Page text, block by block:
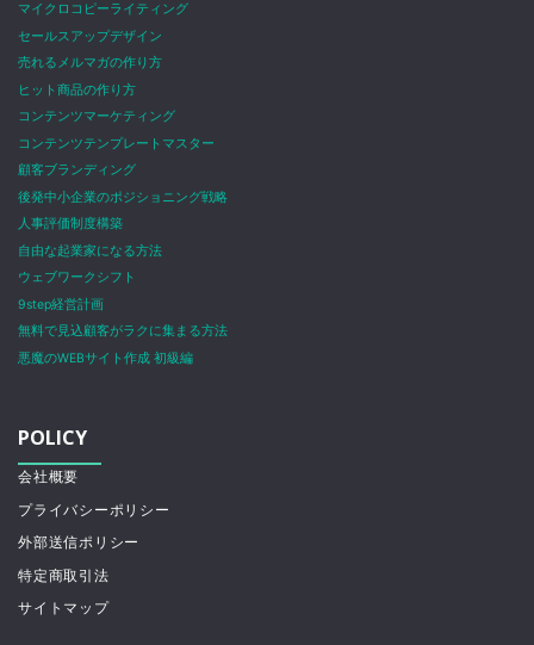
マイクロコピーライティング
セールスアップデザイン
売れるメルマガの作り方
ヒット商品の作り方
コンテンツマーケティング
コンテンツテンプレートマスター
顧客ブランディング
後発中小企業のポジショニング戦略
人事評価制度構築
自由な起業家になる方法
ウェブワークシフト
9step経営計画
無料で見込顧客がラクに集まる方法
悪魔のWEBサイト作成 初級編
POLICY
会社概要
プライバシーポリシー
外部送信ポリシー
特定商取引法
サイトマップ